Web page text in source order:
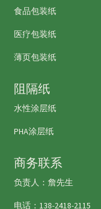
食品包装纸
医疗包装纸
薄页包装纸
阻隔纸
水性涂层纸
PHA涂层纸
商务联系
负责人：詹先生
电话：138-2418-2115